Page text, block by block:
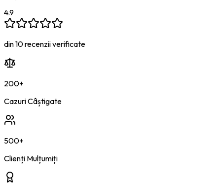
4.9
din10recenzii verificate
200+
Cazuri Câștigate
500+
Clienți Mulțumiți